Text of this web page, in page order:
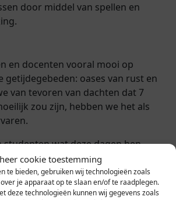
cookie toestemming
te bieden, gebruiken wij technologieën zoals
je apparaat op te slaan en/of te raadplegen.
deze technologieën kunnen wij gegevens zoals
door middel van spellen en
en docenten vooral mooi op
getijdegebeden: oases van rust en
van tevoren van dachten dat 7
zou zijn, hebben we het als
studenten wat deze dagen hen
ze dat ze geleerd hebben
te herkennen wat hen drijft of
voor elkaar, leren stiltemomenten